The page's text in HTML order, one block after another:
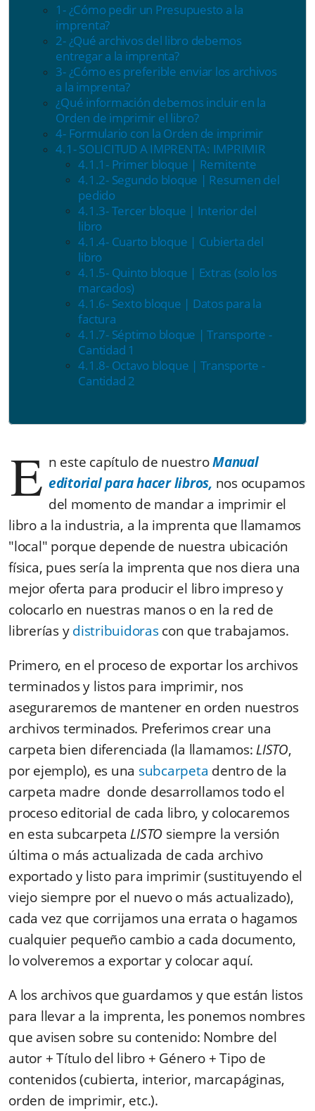
1- ¿Cómo pedir un Presupuesto a la
imprenta?
2- ¿Qué archivos del libro debemos
entregar a la imprenta?
3- ¿Cómo es preferible enviar los archivos
a la imprenta?
¿Qué información debemos incluir en la
Orden de imprimir el libro?
4- Formulario con la Orden de imprimir
4.1- SOLICITUD A IMPRENTA: IMPRIMIR
4.1.1- Primer bloque | Remitente
4.1.2- Segundo bloque | Resumen del
pedido
4.1.3- Tercer bloque | Interior del
libro
4.1.4- Cuarto bloque | Cubierta del
libro
4.1.5- Quinto bloque | Extras (solo los
marcados)
4.1.6- Sexto bloque | Datos para la
factura
4.1.7- Séptimo bloque | Transporte -
Cantidad 1
4.1.8- Octavo bloque | Transporte -
Cantidad 2
E n este capítulo de nuestroManual
editorial para hacer libros, nos ocupamos
del momento de mandar a imprimir el
libro a la industria, a la imprenta que llamamos
"local" porque depende de nuestra ubicación
física, pues sería la imprenta que nos diera una
mejor oferta para producir el libro impreso y
colocarlo en nuestras manos o en la red de
librerías ydistribuidorascon que trabajamos.
Primero, en el proceso de exportar los archivos
terminados y listos para imprimir, nos
aseguraremos de mantener en orden nuestros
archivos terminados. Preferimos crear una
carpeta bien diferenciada (la llamamos: LISTO,
por ejemplo), es una subcarpeta dentro de la
carpeta madre donde desarrollamos todo el
proceso editorial de cada libro, y colocaremos
en esta subcarpeta LISTO siempre la versión
última o más actualizada de cada archivo
exportado y listo para imprimir (sustituyendo el
viejo siempre por el nuevo o más actualizado),
cada vez que corrijamos una errata o hagamos
cualquier pequeño cambio a cada documento,
lo volveremos a exportar y colocar aquí.
A los archivos que guardamos y que están listos
para llevar a la imprenta, les ponemos nombres
que avisen sobre su contenido: Nombre del
autor + Título del libro + Género + Tipo de
contenidos (cubierta, interior, marcapáginas,
orden de imprimir, etc.).